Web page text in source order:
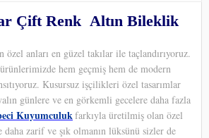
Çift Renk Altın Bileklik
özel anları en güzel takılar ile taçlandırıyoruz.
ürünlerimizde hem geçmiş hem de modern
Kusursuz işçilikleri özel tasarımlar
günlere ve en görkemli gecelere daha fazla
Kuyumculukfarkıyla üretilmiş olan özel
zarif ve şık olmanın lüksünü sizler de